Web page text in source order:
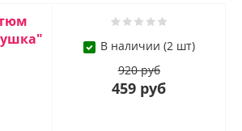
В наличии (2 шт)
920 руб
459 руб